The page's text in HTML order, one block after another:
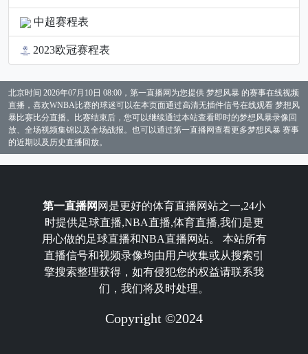
中超赛程表
2023欧冠赛程表
北京时间 2026年07月10日 08:00，第一直播网为您提供 梦想风暴 的赛事在线视频
直播，喜欢WNBA比赛的球迷可以在本页面通过高清无插件信号在线观看 梦想风
暴比赛比分直播。比赛结束后，您可以继续通过本站查看即时的梦想风暴录像回
放、全场视频集锦以及全场战报。也可以通过第一直播网查看更多梦想风暴 赛事
的近期以及历史直播回放。
第一直播网 网是更好的体育直播网站之一,24小
时提供足球直播,NBA直播,体育直播,我们是更
用心做的足球直播和NBA直播网站。 本站所有
直播信号和视频录像均由用户收集或从搜索引
擎搜索整理获得，如有侵犯您的权益请联系我
们，我们将及时处理。
Copyright ©2024